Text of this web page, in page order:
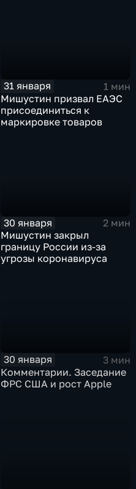
31 января
1 мин
Мишустин призвал ЕАЭС
присоединиться к
маркировке товаров
30 января
2 мин
Мишустин закрыл
границу России из-за
угрозы коронавируса
30 января
3 мин
Комментарии. Заседание
ФРС США и рост Apple